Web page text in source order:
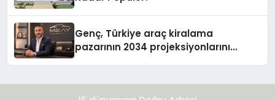
Genç, Türkiye araç kiralama
pazarının 2034 projeksiyonlarını